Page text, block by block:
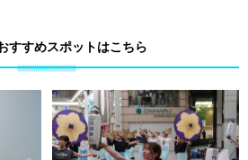
すすめスポットはこちら